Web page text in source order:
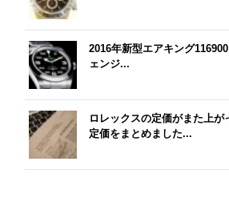
2016年新型エアキング
ェンジ...
ロレックスの定価がまた上が
定価をまとめました...